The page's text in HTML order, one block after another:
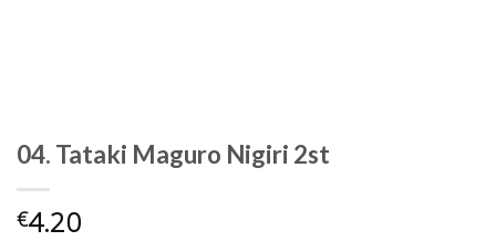
04. Tataki Maguro Nigiri 2st
€4.20